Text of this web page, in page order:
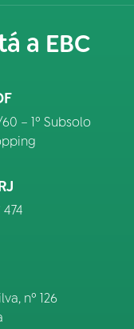
a EBC
– 1º Subsolo
nº 126